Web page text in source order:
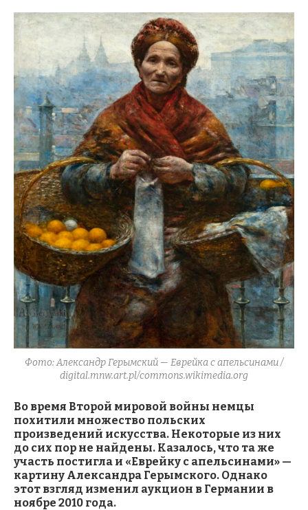
Фото: Александр Герымский — Еврейка с апельсинами /
digital.mnw.art.pl/commons.wikimedia.org
Во время Второй мировой войны немцы
похитили множество польских
произведений искусства. Некоторые из них
до сих пор не найдены. Казалось, что та же
участь постигла и «Еврейку с апельсинами» —
картину Александра Герымского. Однако
этот взгляд изменил аукцион в Германии в
ноябре 2010 года.